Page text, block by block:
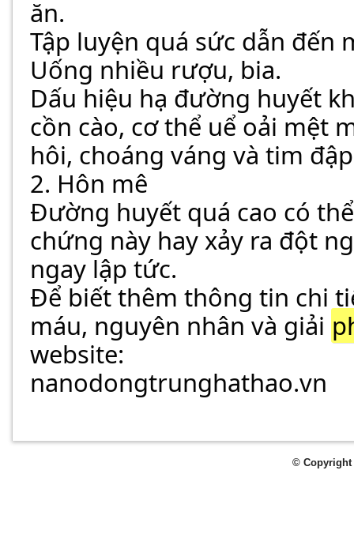
ăn.
Tập luyện quá sức dẫn đến
Uống nhiều rượu, bia.
Dấu hiệu hạ đường huyết
cồn cào, cơ thể uể oải mệt
hôi, choáng váng và tim
2. Hôn mê
Đường huyết quá cao có
chứng này hay xảy ra đột
ngay lập tức.
Để biết thêm thông tin chi
máu, nguyên nhân và giải
website:
nanodongtrunghathao.vn
© Copyright